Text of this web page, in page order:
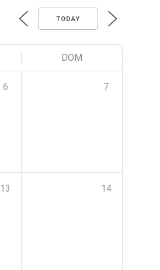
TODAY
DOM
6 7
13 14